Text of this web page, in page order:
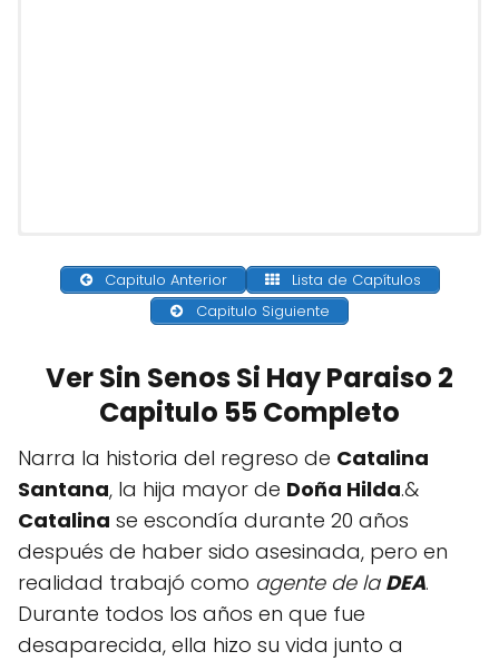
Capitulo Anterior
Lista de Capítulos
Capitulo Siguiente
Ver Sin Senos Si Hay Paraiso 2
Capitulo 55 Completo
Narra la historia del regreso de Catalina
Santana, la hija mayor de Doña Hilda.&
Catalina se escondía durante 20 años
después de haber sido asesinada, pero en
realidad trabajó como agente de la DEA.
Durante todos los años en que fue
desaparecida, ella hizo su vida junto a